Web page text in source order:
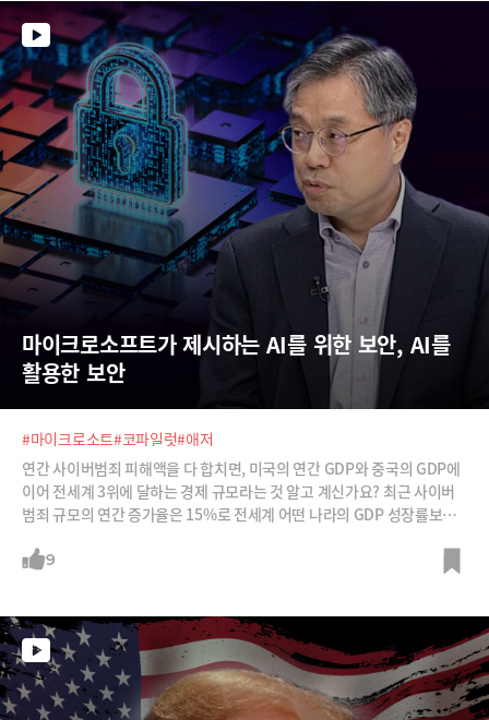
수 부진 속에서 역대급으로 낮은 성장 목표를 제시했죠. 고질적인 생산·소
비 불균형을 중국이 어떻게 풀어갈지 그리고 그 선택이 미중 경쟁과 동북아
정세에 어떤 영향을 미칠지도 관전 포인트입니다. 중동 전쟁과 중국 양회.
세계 질서를 뒤흔드는 두 축을 중심으로 국제시사문예지 PADO 김동규 편
집장이 3월 국제정세를 상세히 짚어드립니다.
마이크로소프트가 제시하는 AI를 위한 보안, AI를
활용한 보안
#마이크로소트#코파일럿#애저
연간 사이버범죄 피해액을 다 합치면, 미국의 연간 GDP와 중국의 GDP에
이어 전세계 3위에 달하는 경제 규모라는 것 알고 계신가요? 최근 사이버
범죄 규모의 연간 증가율은 15%로 전세계 어떤 나라의 GDP 성장률보다
증하고 있다는 것인데요, AI시대가 도래함에 따라 앞으로의 피해는 더욱
는데 있어서도 유용하게 쓰일 수 있습니다. 마이크로소프트는 AI를 활용해
사이버보안을 고도화 시킬 수 있는 다양한 방안을 적용하고 있다고 합니
다. 마이크로소프트의 이그나이트2024를 통해 전해진 최신 AI보안 소식
을 들어보시죠.
9